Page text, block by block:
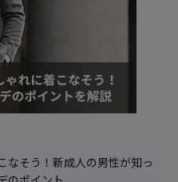
なそう！新成人の男性が知っ